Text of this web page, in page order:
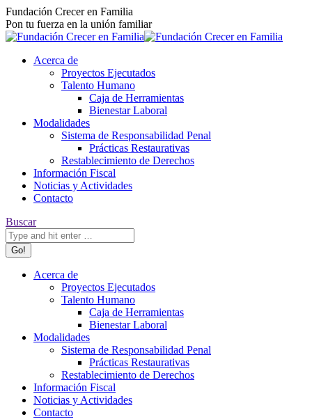
Fundación Crecer en Familia
Pon tu fuerza en la unión familiar
Acerca de
Proyectos Ejecutados
Talento Humano
Caja de Herramientas
Bienestar Laboral
Modalidades
Sistema de Responsabilidad Penal
Prácticas Restaurativas
Restablecimiento de Derechos
Información Fiscal
Noticias y Actividades
Contacto
Buscar
Acerca de
Proyectos Ejecutados
Talento Humano
Caja de Herramientas
Bienestar Laboral
Modalidades
Sistema de Responsabilidad Penal
Prácticas Restaurativas
Restablecimiento de Derechos
Información Fiscal
Noticias y Actividades
Contacto